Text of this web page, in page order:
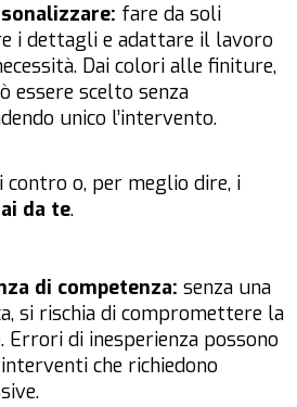
fare da soli
i dettagli e adattare il lavoro
Dai colori alle finiture,
essere scelto senza
unico l’intervento.
contro o, per meglio dire, i
da te.
di competenza: senza una
si rischia di compromettere la
di inesperienza possono
che richiedono